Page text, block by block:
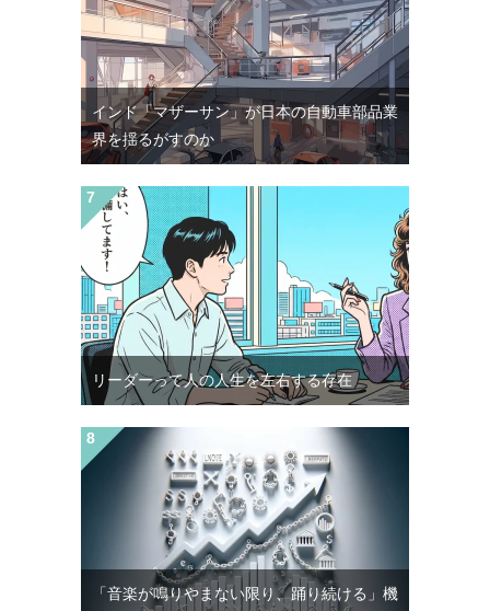
インド「マザーサン」が日本の自動車部品業
界を揺るがすのか
リーダーって人の人生を左右する存在
「音楽が鳴りやまない限り、踊り続ける」機